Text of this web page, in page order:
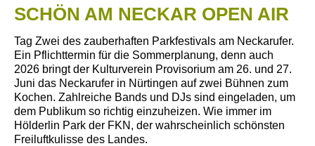
SCHÖN AM NECKAR OPEN AIR
Tag Zwei des zauberhaften Parkfestivals am Neckarufer.
Ein Pflichttermin für die Sommerplanung, denn auch
2026 bringt der Kulturverein Provisorium am 26. und 27.
Juni das Neckarufer in Nürtingen auf zwei Bühnen zum
Kochen. Zahlreiche Bands und DJs sind eingeladen, um
dem Publikum so richtig einzuheizen. Wie immer im
Hölderlin Park der FKN, der wahrscheinlich schönsten
Freiluftkulisse des Landes.